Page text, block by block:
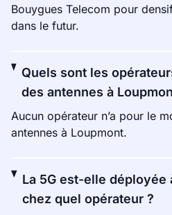
Bouygues Telecom pour
dans le futur.
Quels sont les
des antennes à
Aucun opérateur n’a pour le
antennes à Loupmont.
La 5G est-elle déployée
chez quel opérateur ?